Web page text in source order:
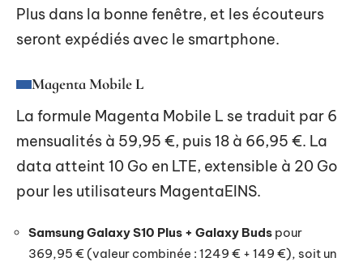
Plus dans la bonne fenêtre, et les écouteurs
seront expédiés avec le smartphone.
Magenta Mobile L
La formule Magenta Mobile L se traduit par 6
mensualités à 59,95 €, puis 18 à 66,95 €. La
data atteint 10 Go en LTE, extensible à 20 Go
pour les utilisateurs MagentaEINS.
Samsung Galaxy S10 Plus + Galaxy Buds pour
369,95 € (valeur combinée : 1249 € + 149 €), soit un